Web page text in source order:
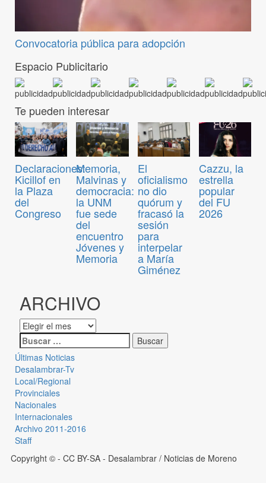
Convocatoria pública para adopción
Espacio Publicitario
Te pueden interesar
Declaraciones:
Kicillof en
la Plaza
del
Congreso
Memoria,
Malvinas y
democracia:
la UNM
fue sede
del
encuentro
Jóvenes y
Memoria
El
oficialismo
no dio
quórum y
fracasó la
sesión
para
interpelar
a María
Giménez
Cazzu, la
estrella
popular
del FU
2026
ARCHIVO
Últimas Noticias
Desalambrar-Tv
Local/Regional
Provinciales
Nacionales
Internacionales
Archivo 2011-2016
Staff
Copyright © - CC BY-SA - Desalambrar / Noticias de Moreno